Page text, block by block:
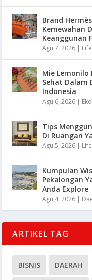
Brand
Kemewahan
Keanggunan
Agu 7, 2026 |
Mie Lemonilo
Sehat Dalam
Indonesia
Agu 6, 2026 |
Tips
Di Ruangan
Agu 5, 2026 |
Kumpulan
Pekalongan
Anda Explore
Agu 4, 2026 |
ARTIKEL TAG
BISNIS DAERAH